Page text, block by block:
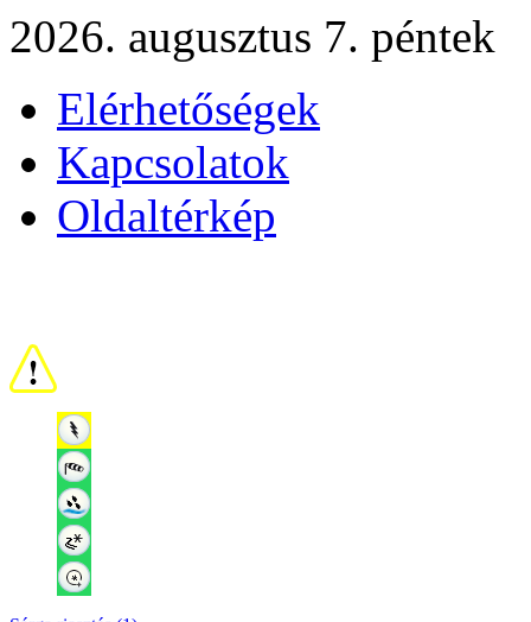
2026. augusztus 7. péntek
Elérhetőségek
Kapcsolatok
Oldaltérkép